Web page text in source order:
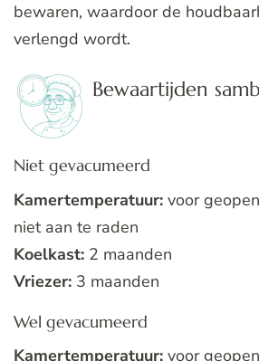
bewaren, waardoor de
verlengd wordt.
Bewaartijden
Niet gevacumeerd
Kamertemperatuur: voor
niet aan te raden
Koelkast: 2 maanden
Vriezer: 3 maanden
Wel gevacumeerd
Kamertemperatuur: voor